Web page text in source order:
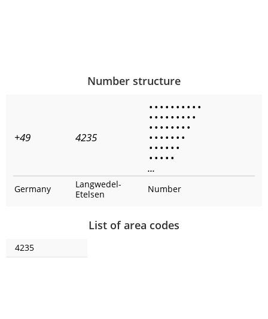
Number structure
+49 4235
• • • • • • • • • •
• • • • • • • • •
• • • • • • • •
• • • • • • •
• • • • • •
• • • • •
...
Germany
Langwedel-
Etelsen
Number
List of area codes
4235